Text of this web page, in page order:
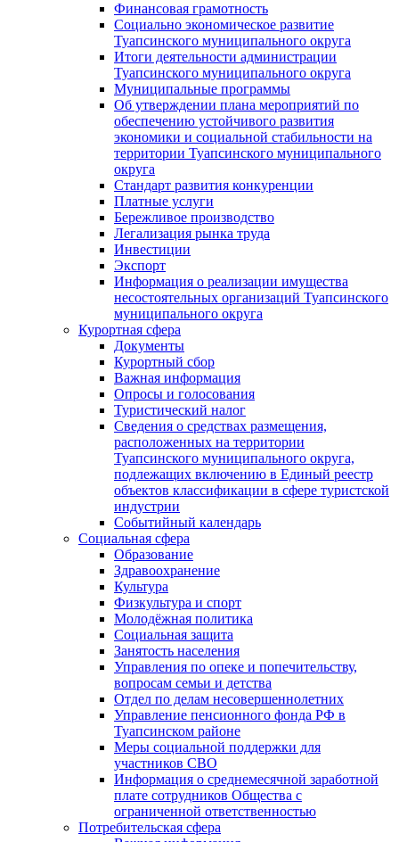
Финансовая грамотность
Социально экономическое развитие
Туапсинского муниципального округа
Итоги деятельности администрации
Туапсинского муниципального округа
Муниципальные программы
Об утверждении плана мероприятий по
обеспечению устойчивого развития
экономики и социальной стабильности на
территории Туапсинского муниципального
округа
Стандарт развития конкуренции
Платные услуги
Бережливое производство
Легализация рынка труда
Инвестиции
Экспорт
Информация о реализации имущества
несостоятельных организаций Туапсинского
муниципального округа
Курортная сфера
Документы
Курортный сбор
Важная информация
Опросы и голосования
Туристический налог
Сведения о средствах размещения,
расположенных на территории
Туапсинского муниципального округа,
подлежащих включению в Единый реестр
объектов классификации в сфере туристской
индустрии
Событийный календарь
Социальная сфера
Образование
Здравоохранение
Культура
Физкультура и спорт
Молодёжная политика
Социальная защита
Занятость населения
Управления по опеке и попечительству,
вопросам семьи и детства
Отдел по делам несовершеннолетних
Управление пенсионного фонда РФ в
Туапсинском районе
Меры социальной поддержки для
участников СВО
Информация о среднемесячной заработной
плате сотрудников Общества с
ограниченной ответственностью
Потребительская сфера